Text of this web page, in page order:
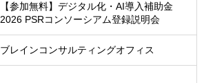
【参加無料】デジタル化・AI導入補助金
2026 PSRコンソーシアム登録説明会
ブレインコンサルティングオフィス